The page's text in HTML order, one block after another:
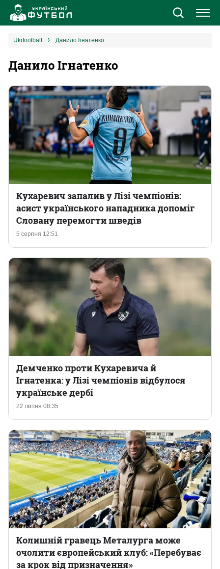
Новини
Збірна
Єврокубки
УПЛ
1 ліга
2 ліга
Різне
Букмекери
ukrfootball Данило Ігнатенко
Данило Ігнатенко
5 серпня 12:51
Кухаревич запалив у Лізі чемпіонів:
асист українського нападника допоміг
Словану перемогти шведів
22 липня 08:35
Демченко проти Кухаревича й
Ігнатенка: у Лізі чемпіонів відбулося
українське дербі
Колишній гравець Металурга може
очолити європейський клуб: «Перебуває
за крок від призначення‎»